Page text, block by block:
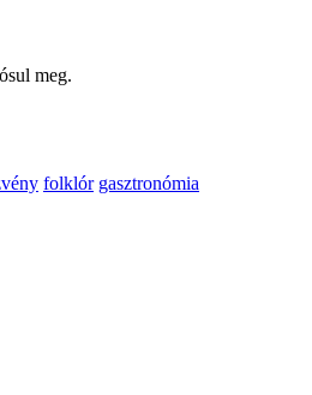
meg.
folklór gasztronómia